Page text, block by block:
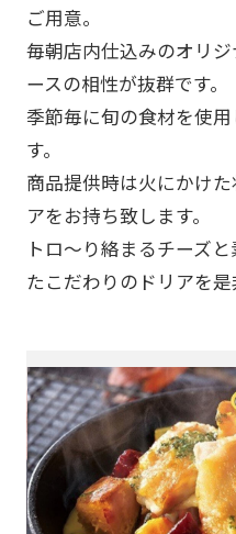
ご用意。
毎朝店内仕込みのオリ
ースの相性が抜群です。
季節毎に旬の食材を使
す。
商品提供時は火にかけ
アをお持ち致します。
トロ～り絡まるチーズ
たこだわりのドリアを是